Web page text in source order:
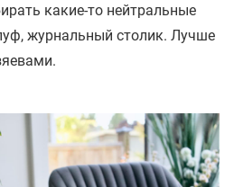
какие-то нейтральные
журнальный столик. Лучше